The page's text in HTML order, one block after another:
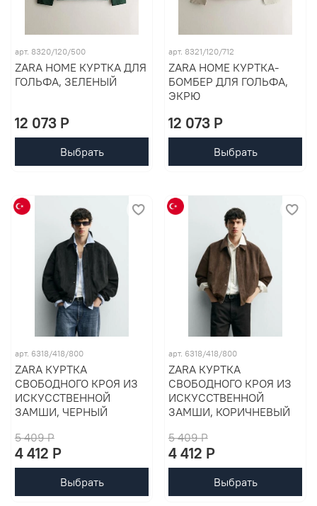
арт. 8320/120/500
ZARA HOME КУРТКА ДЛЯ
ГОЛЬФА, ЗЕЛЕНЫЙ
12 073 P
Выбрать
арт. 8321/120/712
ZARA HOME КУРТКА-
БОМБЕР ДЛЯ ГОЛЬФА,
ЭКРЮ
12 073 P
Выбрать
арт. 6318/418/800
ZARA КУРТКА
СВОБОДНОГО КРОЯ ИЗ
ИСКУССТВЕННОЙ
ЗАМШИ, ЧЕРНЫЙ
5 409 P
4 412 P
Выбрать
арт. 6318/418/800
ZARA КУРТКА
СВОБОДНОГО КРОЯ ИЗ
ИСКУССТВЕННОЙ
ЗАМШИ, КОРИЧНЕВЫЙ
5 409 P
4 412 P
Выбрать